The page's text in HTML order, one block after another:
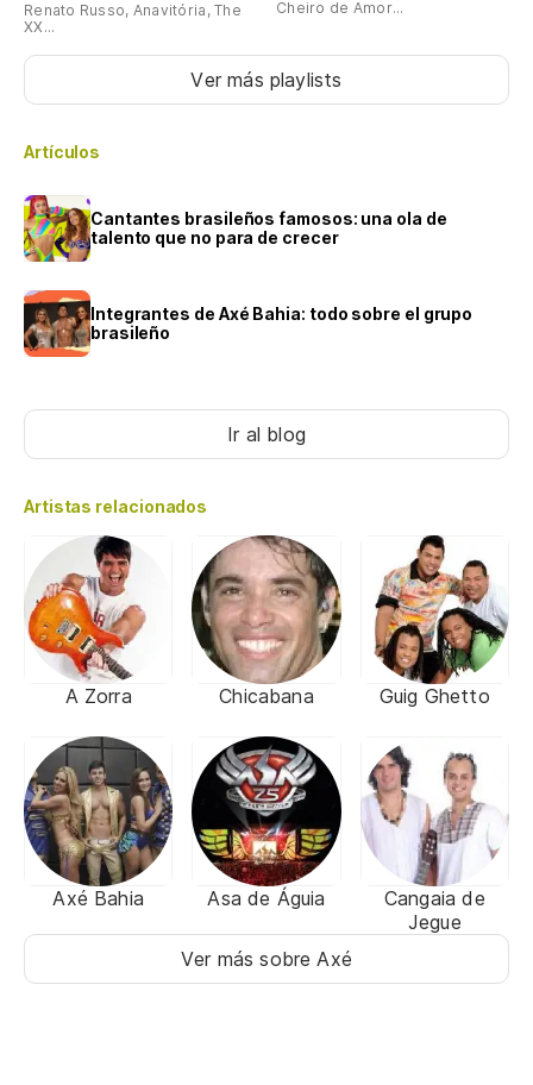
Renato Russo, Anavitória, The
XX...
Cheiro de Amor...
Ver más playlists
Artículos
Cantantes brasileños famosos: una ola de
talento que no para de crecer
Integrantes de Axé Bahia: todo sobre el grupo
brasileño
Ir al blog
Artistas relacionados
A Zorra Chicabana Guig Ghetto
Axé Bahia Asa de Águia
Cangaia de
Jegue
Ver más sobre Axé